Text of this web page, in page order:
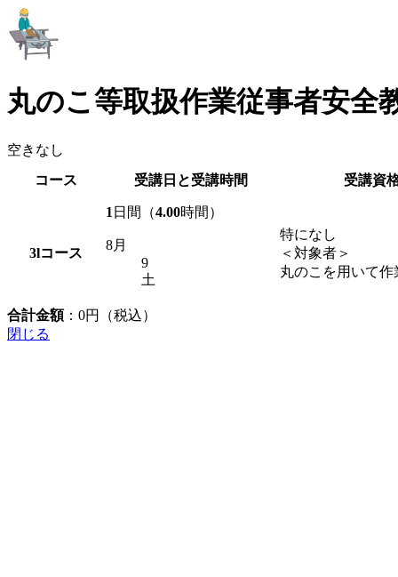
丸のこ等取扱作業従事者安全
空きなし
コース
受講日と受講時間 受講資
3lコース
1 日間（4.00時間）
8月
9
土
特になし
＜対象者＞
丸のこを用いて作
合計金額： 0円（税込）
閉じる